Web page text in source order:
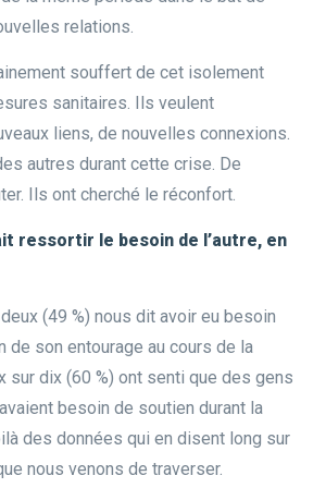
relations.
souffert de cet isolement
sanitaires. Ils veulent
liens, de nouvelles connexions.
autres durant cette crise. De
Ils ont cherché le réconfort.
ressortir le besoin de l’autre, en
(49 %) nous dit avoir eu besoin
de son entourage au cours de la
sur dix (60 %) ont senti que des gens
besoin de soutien durant la
des données qui en disent long sur
nous venons de traverser.